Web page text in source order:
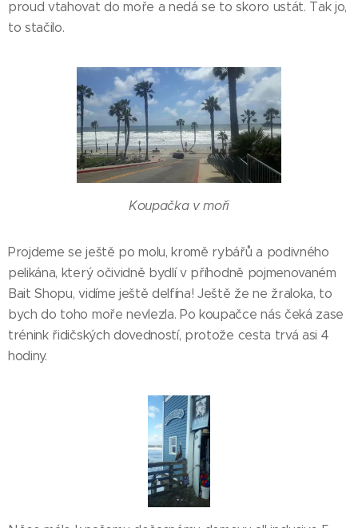
proud vtahovat do moře a nedá se to skoro ustát. Tak jo,
to stačilo.
Koupačka v moři
Projdeme se ještě po molu, kromě rybářů a podivného
pelikána, který očividně bydlí v příhodně pojmenovaném
Bait Shopu, vidíme ještě delfína! Ještě že ne žraloka, to
bych do toho moře nevlezla. Po koupačce nás čeká zase
trénink řidičských dovedností, protože cesta trvá asi 4
hodiny.